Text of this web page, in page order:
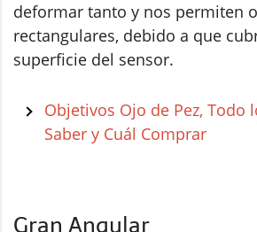
deformar tanto y nos permiten
rectangulares, debido a que
superficie del sensor.
Objetivos Ojo de Pez, Todo
Saber y Cuál Comprar
Gran Angular